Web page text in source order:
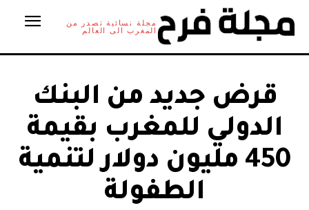
مجلة نسائية تصدر من
المغرب الى العالم
قرض جديد من البنك
الدولي للمغرب بقيمة
450 مليون دولار لتنمية
الطفولة